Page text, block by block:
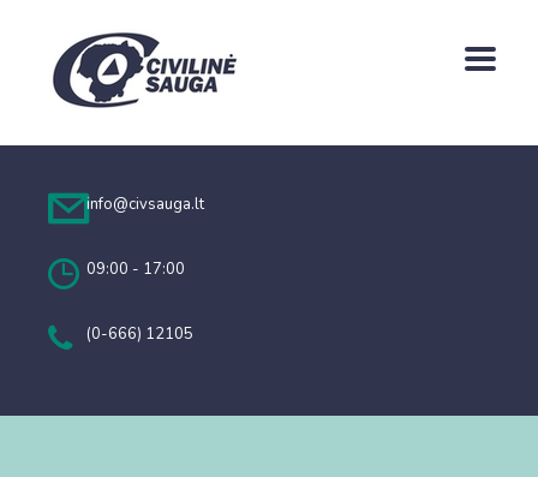
info@civsauga.lt
09:00 - 17:00
(0-666) 12105